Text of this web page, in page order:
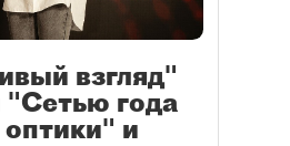
взгляд"
"Сетью года
и